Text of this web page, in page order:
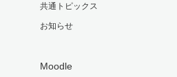
共通トピックス
お知らせ
Moodle